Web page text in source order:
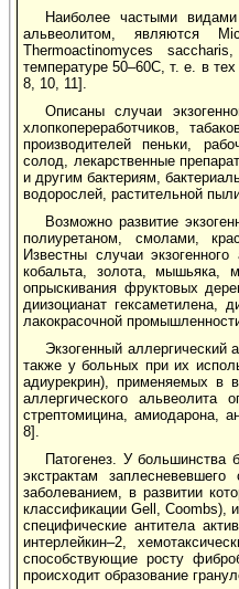
Наиболее частыми
альвеолитом, являются
Thermoactinomyces
температуре 50–60С, т. е. в
8, 10, 11].
Описаны случаи
хлопкопереработчиков,
производителей пеньки,
солод, лекарственные
и другим бактериям,
водорослей, растительной
Возможно развитие
полиуретаном, смолами,
Известны случаи
кобальта, золота, мышьяка,
опрыскивания фруктовых
диизоцианат гексаметилена,
лакокрасочной
Экзогенный аллергический
также у больных при их
адиурекрин), применяемых в
аллергического альвеолита
стрептомицина, амиодарона,
8].
Патогенез. У
экстрактам
заболеванием, в развитии
классификации Gell, Coombs),
специфические антитела
интерлейкин–2,
способствующие росту
происходит образование